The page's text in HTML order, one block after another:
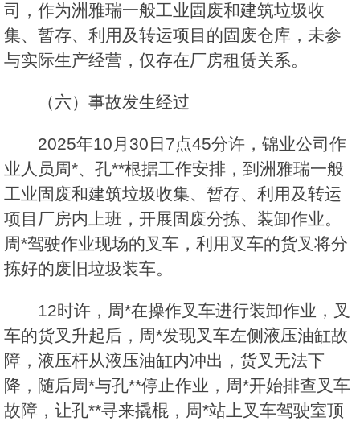
司，作为洲雅瑞一般工业固废和建筑垃圾收
集、暂存、利用及转运项目的固废仓库，未参
与实际生产经营，仅存在厂房租赁关系。
（六）事故发生经过
2025年10月30日7点45分许，锦业公司作
业人员周*、孔**根据工作安排，到洲雅瑞一般
工业固废和建筑垃圾收集、暂存、利用及转运
项目厂房内上班，开展固废分拣、装卸作业。
周*驾驶作业现场的叉车，利用叉车的货叉将分
拣好的废旧垃圾装车。
12时许，周*在操作叉车进行装卸作业，叉
车的货叉升起后，周*发现叉车左侧液压油缸故
障，液压杆从液压油缸内冲出，货叉无法下
降，随后周*与孔**停止作业，周*开始排查叉车
故障，让孔**寻来撬棍，周*站上叉车驾驶室顶